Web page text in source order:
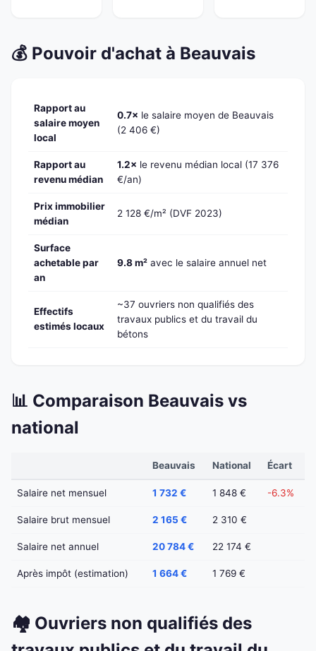
💰 Pouvoir d'achat à Beauvais
Rapport au
salaire moyen
local
0.7× le salaire moyen de Beauvais
(2 406 €)
Rapport au
revenu médian
1.2× le revenu médian local (17 376
€/an)
Prix immobilier
médian
2 128 €/m² (DVF 2023)
Surface
achetable par
an
9.8 m² avec le salaire annuel net
Effectifs
estimés locaux
~37 ouvriers non qualifiés des
travaux publics et du travail du
bétons
📊 Comparaison Beauvais vs
national
Beauvais National Écart
Salaire net mensuel 1 732 € 1 848 € -6.3%
Salaire brut mensuel 2 165 € 2 310 €
Salaire net annuel 20 784 € 22 174 €
Après impôt (estimation) 1 664 € 1 769 €
🏘️ Ouvriers non qualifiés des